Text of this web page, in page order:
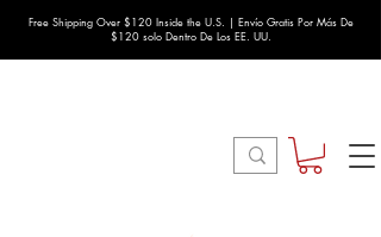
Free Shipping Over $120 Inside the U.S. | Envío Gratis Por Más De
$120 solo Dentro De Los EE. UU.